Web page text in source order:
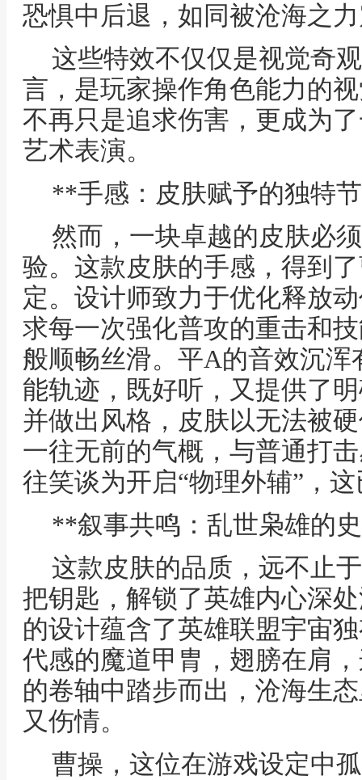
恐惧中后退，如同被沧海之
这些特效不仅仅是视觉奇
言，是玩家操作角色能力的
不再只是追求伤害，更成为
艺术表演。
**手感：皮肤赋予的独特
然而，一块卓越的皮肤必
验。这款皮肤的手感，得到
定。设计师致力于优化释放
求每一次强化普攻的重击和
般顺畅丝滑。平A的音效沉
能轨迹，既好听，又提供了
并做出风格，皮肤以无法被
一往无前的气概，与普通打
往笑谈为开启“物理外辅”，
**叙事共鸣：乱世枭雄的
这款皮肤的品质，远不止
把钥匙，解锁了英雄内心深
的设计蕴含了英雄联盟宇宙
代感的魔道甲胄，翅膀在肩
的卷轴中踏步而出，沧海生
又伤情。
曹操，这位在游戏设定中